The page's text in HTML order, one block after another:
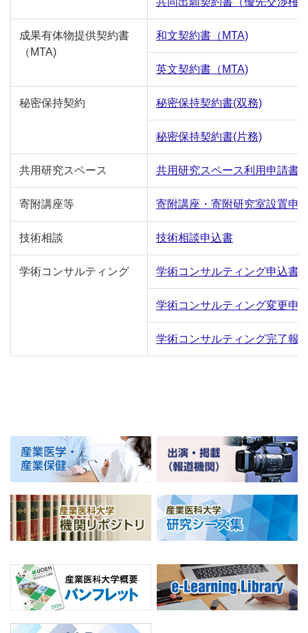
成果有体物提供契約書
（MTA)
和文契約書（MTA)
英文契約書（MTA)
秘密保持契約 秘密保持契約書(双務)
秘密保持契約書(片務)
共用研究スペース 共用研究スペース利用申請書
寄附講座等 寄附講座・寄附研究室設置申
技術相談 技術相談申込書
学術コンサルティング 学術コンサルティング申込書
学術コンサルティング変更申
学術コンサルティング完了報